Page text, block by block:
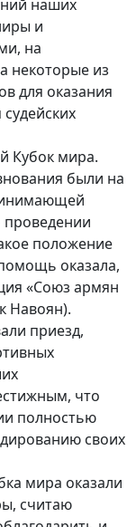
наших
и
на
некоторые из
для оказания
Кубок мира.
были на
положение
оказала,
«Союз армян
Навоян).
приезд,
что
полностью
своих
мира оказали
считаю